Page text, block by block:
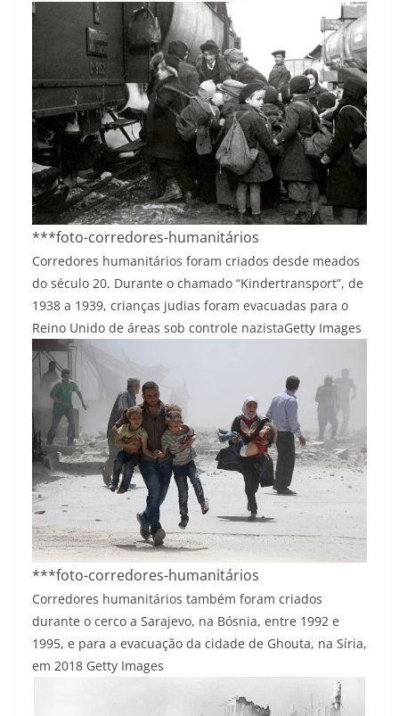
***foto-corredores-humanitários
Corredores humanitários foram criados desde meados
do século 20. Durante o chamado “Kindertransport”, de
1938 a 1939, crianças judias foram evacuadas para o
Reino Unido de áreas sob controle nazistaGetty Images
***foto-corredores-humanitários
Corredores humanitários também foram criados
durante o cerco a Sarajevo, na Bósnia, entre 1992 e
1995, e para a evacuação da cidade de Ghouta, na Síria,
em 2018 Getty Images